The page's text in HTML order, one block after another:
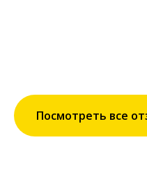
Посмотреть все